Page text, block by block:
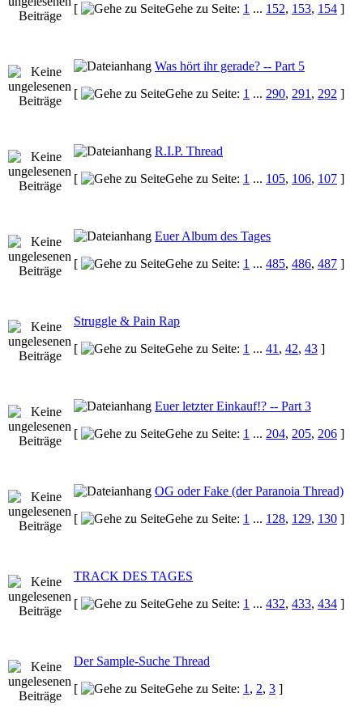
[
Gehe zu Seite: 1 ... 152, 153, 154 ]
Was hört ihr gerade? -- Part 5
[
Gehe zu Seite: 1 ... 290, 291 , 292 ]
R.I.P. Thread
[
Gehe zu Seite: 1 ... 105, 106, 107 ]
Euer Album des Tages
[
Gehe zu Seite: 1 ... 485, 486, 487 ]
Struggle & Pain Rap
[
Gehe zu Seite: 1 ... 41 , 42, 43 ]
Euer letzter Einkauf!? -- Part 3
[
Gehe zu Seite: 1 ... 204, 205, 206 ]
OG oder Fake (der Paranoia Thread)
[
Gehe zu Seite: 1 ... 128, 129, 130 ]
TRACK DES TAGES
[
Gehe zu Seite: 1 ... 432, 433, 434 ]
Der Sample-Suche Thread
[
Gehe zu Seite: 1 , 2, 3 ]